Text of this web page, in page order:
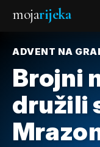
mojarijeka
ADVENT NA
Brojni
družili